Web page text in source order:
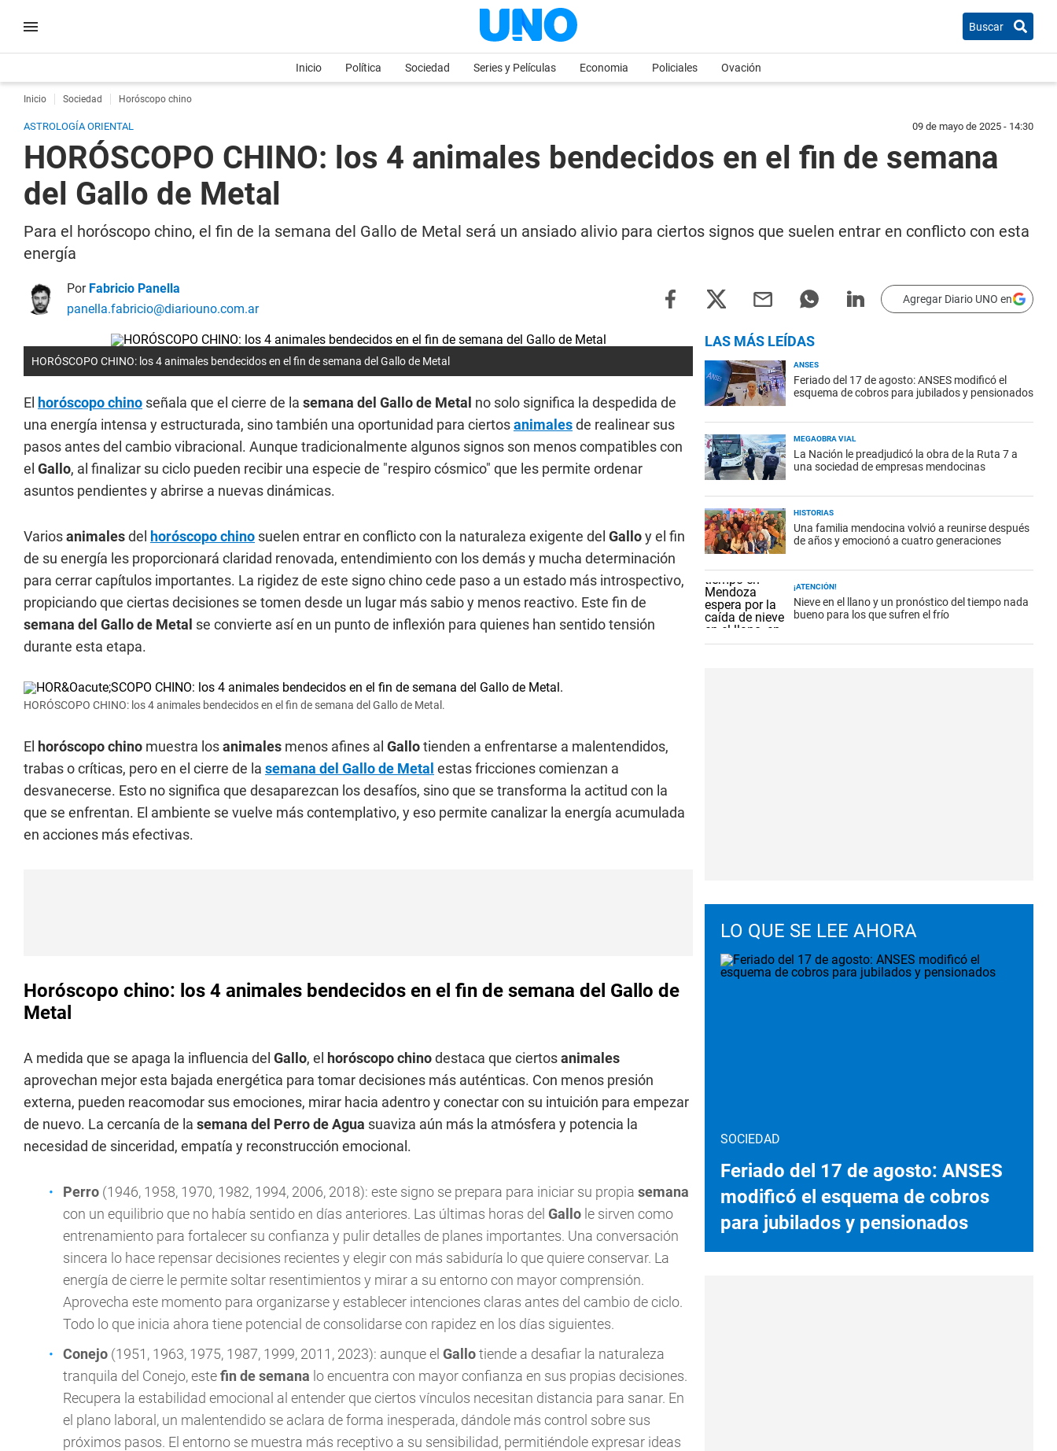
Buscar
Inicio Política Sociedad Series y Películas Economia Policiales Ovación
Inicio Sociedad Horóscopo chino
ASTROLOGÍA ORIENTAL 09 de mayo de 2025 - 14:30
HORÓSCOPO CHINO: los 4 animales bendecidos en el fin de semana
del Gallo de Metal
Para el horóscopo chino, el fin de la semana del Gallo de Metal será un ansiado alivio para ciertos signos que suelen entrar en conflicto con esta
energía
Por Fabricio Panella
panella.fabricio@diariouno.com.ar
Agregar Diario UNO en
HORÓSCOPO CHINO: los 4 animales bendecidos en el fin de semana del Gallo de Metal
El horóscopo chino señala que el cierre de la semana del Gallo de Metal no solo significa la despedida de
una energía intensa y estructurada, sino también una oportunidad para ciertosanimalesde realinear sus
pasos antes del cambio vibracional. Aunque tradicionalmente algunos signos son menos compatibles con
el Gallo, al finalizar su ciclo pueden recibir una especie de "respiro cósmico" que les permite ordenar
asuntos pendientes y abrirse a nuevas dinámicas.
Variosanimalesdel horóscopo chino suelen entrar en conflicto con la naturaleza exigente del Galloy el fin
de su energía les proporcionará claridad renovada, entendimiento con los demás y mucha determinación
para cerrar capítulos importantes. La rigidez de este signo chino cede paso a un estado más introspectivo,
propiciando que ciertas decisiones se tomen desde un lugar más sabio y menos reactivo. Este fin de
semana del Gallo de Metal se convierte así en un punto de inflexión para quienes han sentido tensión
durante esta etapa.
HORÓSCOPO CHINO: los 4 animales bendecidos en el fin de semana del Gallo de Metal.
El horóscopo chino muestra losanimales menos afines al Gallotienden a enfrentarse a malentendidos,
trabas o críticas, pero en el cierre de la semana del Gallo de Metal estas fricciones comienzan a
desvanecerse. Esto no significa que desaparezcan los desafíos, sino que se transforma la actitud con la
que se enfrentan. El ambiente se vuelve más contemplativo, y eso permite canalizar la energía acumulada
en acciones más efectivas.
Horóscopo chino: los 4 animales bendecidos en el fin de semana del Gallo de
Metal
A medida que se apaga la influencia del Gallo, el horóscopo chinodestaca que ciertosanimales
aprovechan mejor esta bajada energética para tomar decisiones más auténticas. Con menos presión
externa, pueden reacomodar sus emociones, mirar hacia adentro y conectar con su intuición para empezar
de nuevo. La cercanía de la semana del Perro de Agua suaviza aún más la atmósfera y potencia la
necesidad de sinceridad, empatía y reconstrucción emocional.
Perro (1946, 1958, 1970, 1982, 1994, 2006, 2018): este signo se prepara para iniciar su propia semana
con un equilibrio que no había sentido en días anteriores. Las últimas horas del Gallo le sirven como
entrenamiento para fortalecer su confianza y pulir detalles de planes importantes. Una conversación
sincera lo hace repensar decisiones recientes y elegir con más sabiduría lo que quiere conservar. La
energía de cierre le permite soltar resentimientos y mirar a su entorno con mayor comprensión.
Aprovecha este momento para organizarse y establecer intenciones claras antes del cambio de ciclo.
Todo lo que inicia ahora tiene potencial de consolidarse con rapidez en los días siguientes.
Conejo (1951, 1963, 1975, 1987, 1999, 2011, 2023): aunque el Gallotiende a desafiar la naturaleza
tranquila del Conejo, estefin de semana lo encuentra con mayor confianza en sus propias decisiones.
Recupera la estabilidad emocional al entender que ciertos vínculos necesitan distancia para sanar. En
el plano laboral, un malentendido se aclara de forma inesperada, dándole más control sobre sus
próximos pasos. El entorno se muestra más receptivo a su sensibilidad, permitiéndole expresar ideas
LAS MÁS LEÍDAS
ANSES
Feriado del 17 de agosto: ANSES modificó el
esquema de cobros para jubilados y pensionados
MEGAOBRA VIAL
La Nación le preadjudicó la obra de la Ruta 7 a
una sociedad de empresas mendocinas
HISTORIAS
Una familia mendocina volvió a reunirse después
de años y emocionó a cuatro generaciones
¡ATENCIÓN!
Nieve en el llano y un pronóstico del tiempo nada
bueno para los que sufren el frío
LO QUE SE LEE AHORA
SOCIEDAD
Feriado del 17 de agosto: ANSES
modificó el esquema de cobros
para jubilados y pensionados